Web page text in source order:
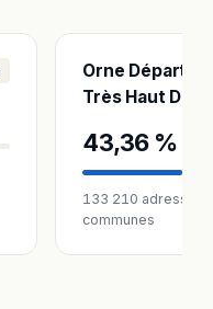
Orne
Très Haut
43,36 %
133 210 adresses
communes